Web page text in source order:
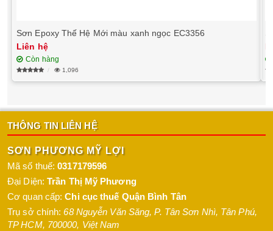
Sơn Epoxy Thế Hệ Mới màu xanh ngọc EC3356
Liên hệ
Còn hàng
1,096
THÔNG TIN LIÊN HỆ
SƠN PHƯƠNG MỸ LỢI
Mã số thuế:0317179596
Đại Diện: Trần Thị Mỹ Phương
Cơ quan cấp:Chi cục thuế Quận Bình Tân
Trụ sở chính:68 Nguyễn Văn Săng, P. Tân Sơn Nhì, Tân Phú,
TP HCM, 700000, Việt Nam